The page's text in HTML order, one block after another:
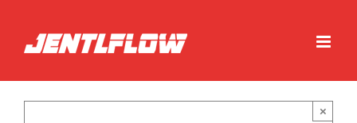
springen
×